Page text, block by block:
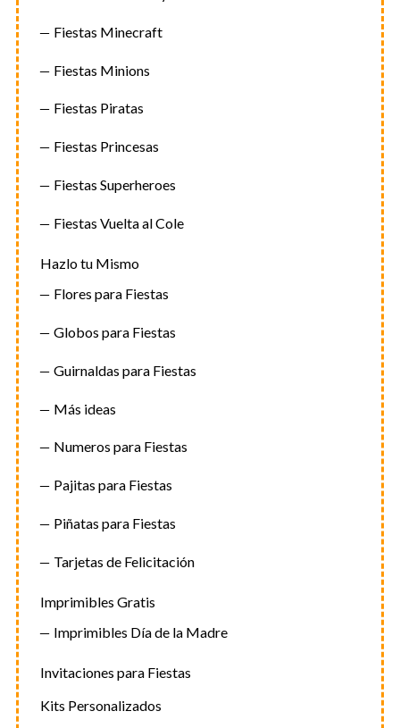
Fiestas Minecraft
Fiestas Minions
Fiestas Piratas
Fiestas Princesas
Fiestas Superheroes
Fiestas Vuelta al Cole
Hazlo tu Mismo
Flores para Fiestas
Globos para Fiestas
Guirnaldas para Fiestas
Más ideas
Numeros para Fiestas
Pajitas para Fiestas
Piñatas para Fiestas
Tarjetas de Felicitación
Imprimibles Gratis
Imprimibles Día de la Madre
Invitaciones para Fiestas
Kits Personalizados